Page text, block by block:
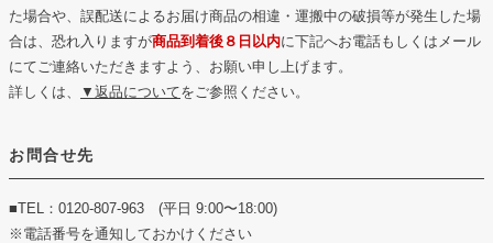
た場合や、誤配送によるお届け商品の相違・運搬中の破損等が発生した場
合は、恐れ入りますが商品到着後８日以内に下記へお電話もしくはメール
にてご連絡いただきますよう、お願い申し上げます。
詳しくは、
▼返品についてをご参照ください。
お問合せ先
■TEL：0120-807-963 (平日 9:00〜18:00)
※電話番号を通知しておかけください